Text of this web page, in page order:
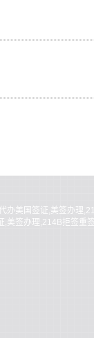
代办美国签证,美签办理
,美签办理,214B拒签重